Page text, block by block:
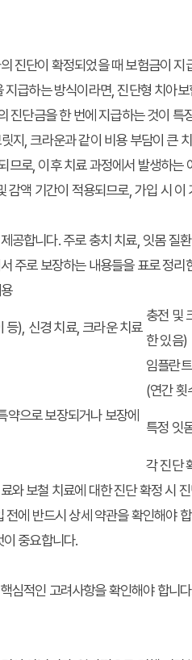
진단이 확정되었을 때 보험금이 지
급하는 방식이라면, 진단형 치아
진단금을 한 번에 지급하는 것이 특
지, 크라운과 같이 비용 부담이 큰
므로, 이후 치료 과정에서 발생하는
감액 기간이 적용되므로, 가입 시
공합니다. 주로 충치 치료, 잇몸 질
주로 보장하는 내용들을 표로 정리
등), 신경 치료, 크라운 치료
충전 및
한 있음)
임플란
(연간 횟
약으로 보장되거나 보장에
특정 잇
각 진단
와 보철 치료에 대한 진단 확정 시
에 반드시 상세 약관을 확인해야
중요합니다.
심적인 고려사항을 확인해야 합니